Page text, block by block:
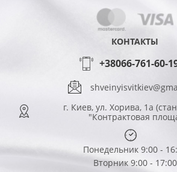
КОНТАКТЫ
+38066-761-60-
г. Киев, ул. Хорива, 1а
"Контрактовая
Понедельник 9:00 -
Вторник 9:00 - 17:00